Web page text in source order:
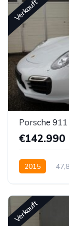
Verkauft
Porsche
€142.990
2015
Verkauft